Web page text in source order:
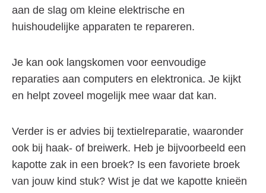
aan de slag om kleine elektrische en
huishoudelijke apparaten te repareren.
Je kan ook langskomen voor eenvoudige
reparaties aan computers en elektronica. Je kijkt
en helpt zoveel mogelijk mee waar dat kan.
Verder is er advies bij textielreparatie, waaronder
ook bij haak- of breiwerk. Heb je bijvoorbeeld een
kapotte zak in een broek? Is een favoriete broek
van jouw kind stuk? Wist je dat we kapotte knieën